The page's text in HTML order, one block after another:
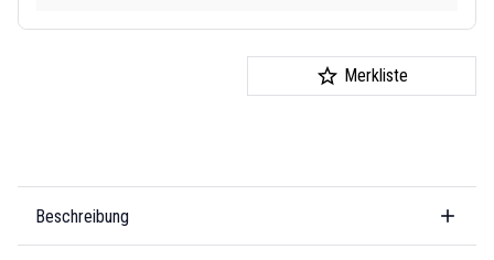
Merkliste
Beschreibung